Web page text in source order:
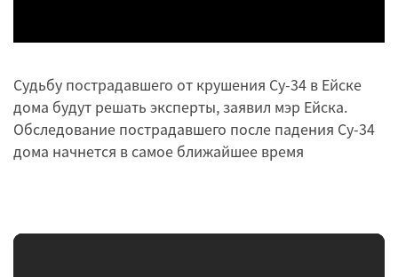
Судьбу пострадавшего от крушения Су-34 в Ейске
дома будут решать эксперты, заявил мэр Ейска.
Обследование пострадавшего после падения Су-34
дома начнется в самое ближайшее время